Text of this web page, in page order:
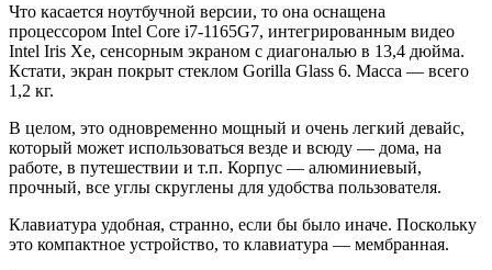
Что касается ноутбучной версии, то она оснащена
процессором Intel Core i7-1165G7, интегрированным видео
Intel Iris Xe, сенсорным экраном с диагональю в 13,4 дюйма.
Кстати, экран покрыт стеклом Gorilla Glass 6. Масса — всего
1,2 кг.
В целом, это одновременно мощный и очень легкий девайс,
который может использоваться везде и всюду — дома, на
работе, в путешествии и т.п. Корпус — алюминиевый,
прочный, все углы скруглены для удобства пользователя.
Клавиатура удобная, странно, если бы было иначе. Поскольку
это компактное устройство, то клавиатура — мембранная.